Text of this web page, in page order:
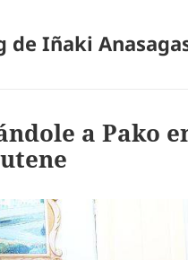
de Iñaki
a Pako